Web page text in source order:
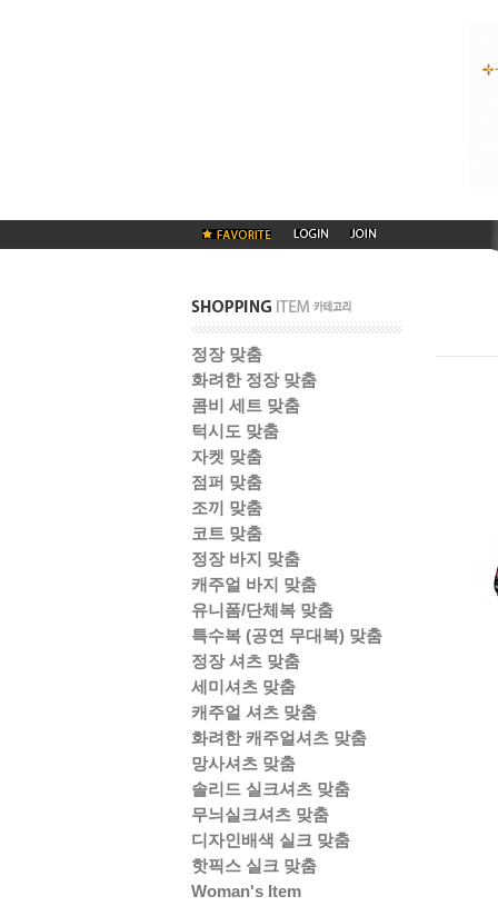
정장 맞춤
화려한 정장 맞춤
콤비 세트 맞춤
턱시도 맞춤
자켓 맞춤
점퍼 맞춤
조끼 맞춤
코트 맞춤
정장 바지 맞춤
캐주얼 바지 맞춤
유니폼/단체복 맞춤
특수복 (공연 무대복) 맞춤
정장 셔츠 맞춤
세미셔츠 맞춤
캐주얼 셔츠 맞춤
화려한 캐주얼셔츠 맞춤
망사셔츠 맞춤
솔리드 실크셔츠 맞춤
무늬실크셔츠 맞춤
디자인배색 실크 맞춤
핫픽스 실크 맞춤
Woman's Item